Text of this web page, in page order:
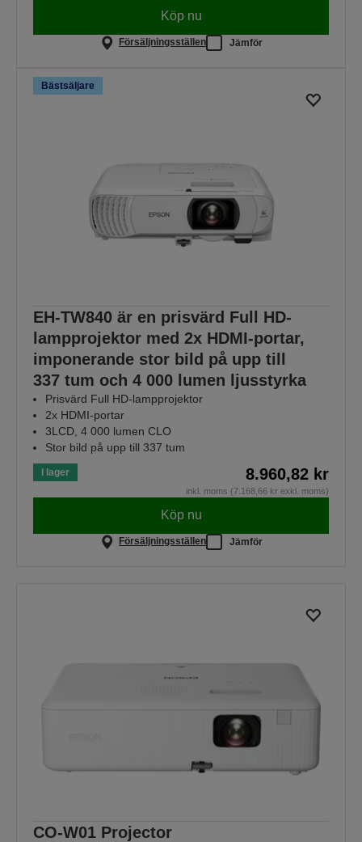
Köp nu
Försäljningsställen Jämför
Bästsäljare
EH-TW840 är en prisvärd Full HD-
lampprojektor med 2x HDMI-portar,
imponerande stor bild på upp till
337 tum och 4 000 lumen ljusstyrka
Prisvärd Full HD-lampprojektor
2x HDMI-portar
3LCD, 4 000 lumen CLO
Stor bild på upp till 337 tum
I lager 8.960,82 kr
inkl. moms (7.168,66 kr exkl. moms)
Köp nu
Försäljningsställen Jämför
CO-W01 Projector